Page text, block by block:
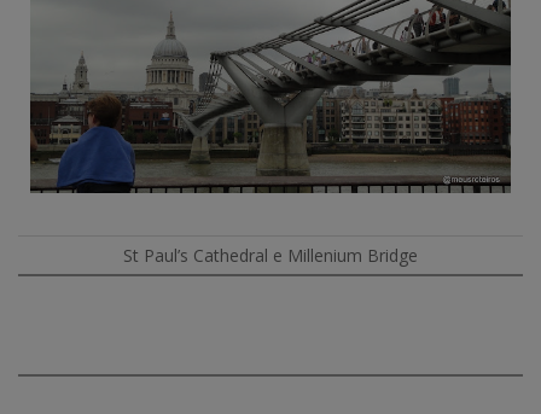
St Paul’s Cathedral e Millenium Bridge